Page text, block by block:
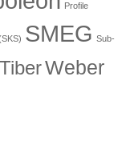
Profile
SMEG Sub-
TiberWeber